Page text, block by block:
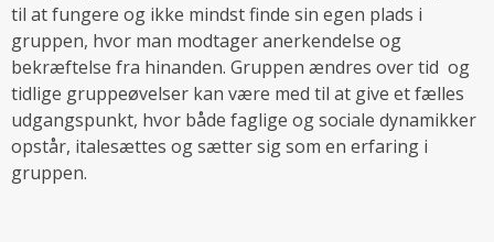
til at fungere og ikke mindst finde sin egen plads i
gruppen, hvor man modtager anerkendelse og
bekræftelse fra hinanden. Gruppen ændres over tid og
tidlige gruppeøvelser kan være med til at give et fælles
udgangspunkt, hvor både faglige og sociale dynamikker
opstår, italesættes og sætter sig som en erfaring i
gruppen.